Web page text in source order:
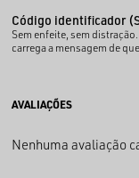
Código identificador
Sem enfeite, sem
carrega a mensagem de
Nenhuma avaliação